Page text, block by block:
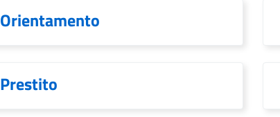
Orientamento
Prestito